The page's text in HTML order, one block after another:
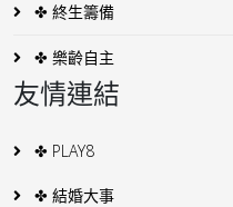
✤ 終生籌備
✤ 樂齡自主
友情連結
✤ PLAY8
✤ 結婚大事